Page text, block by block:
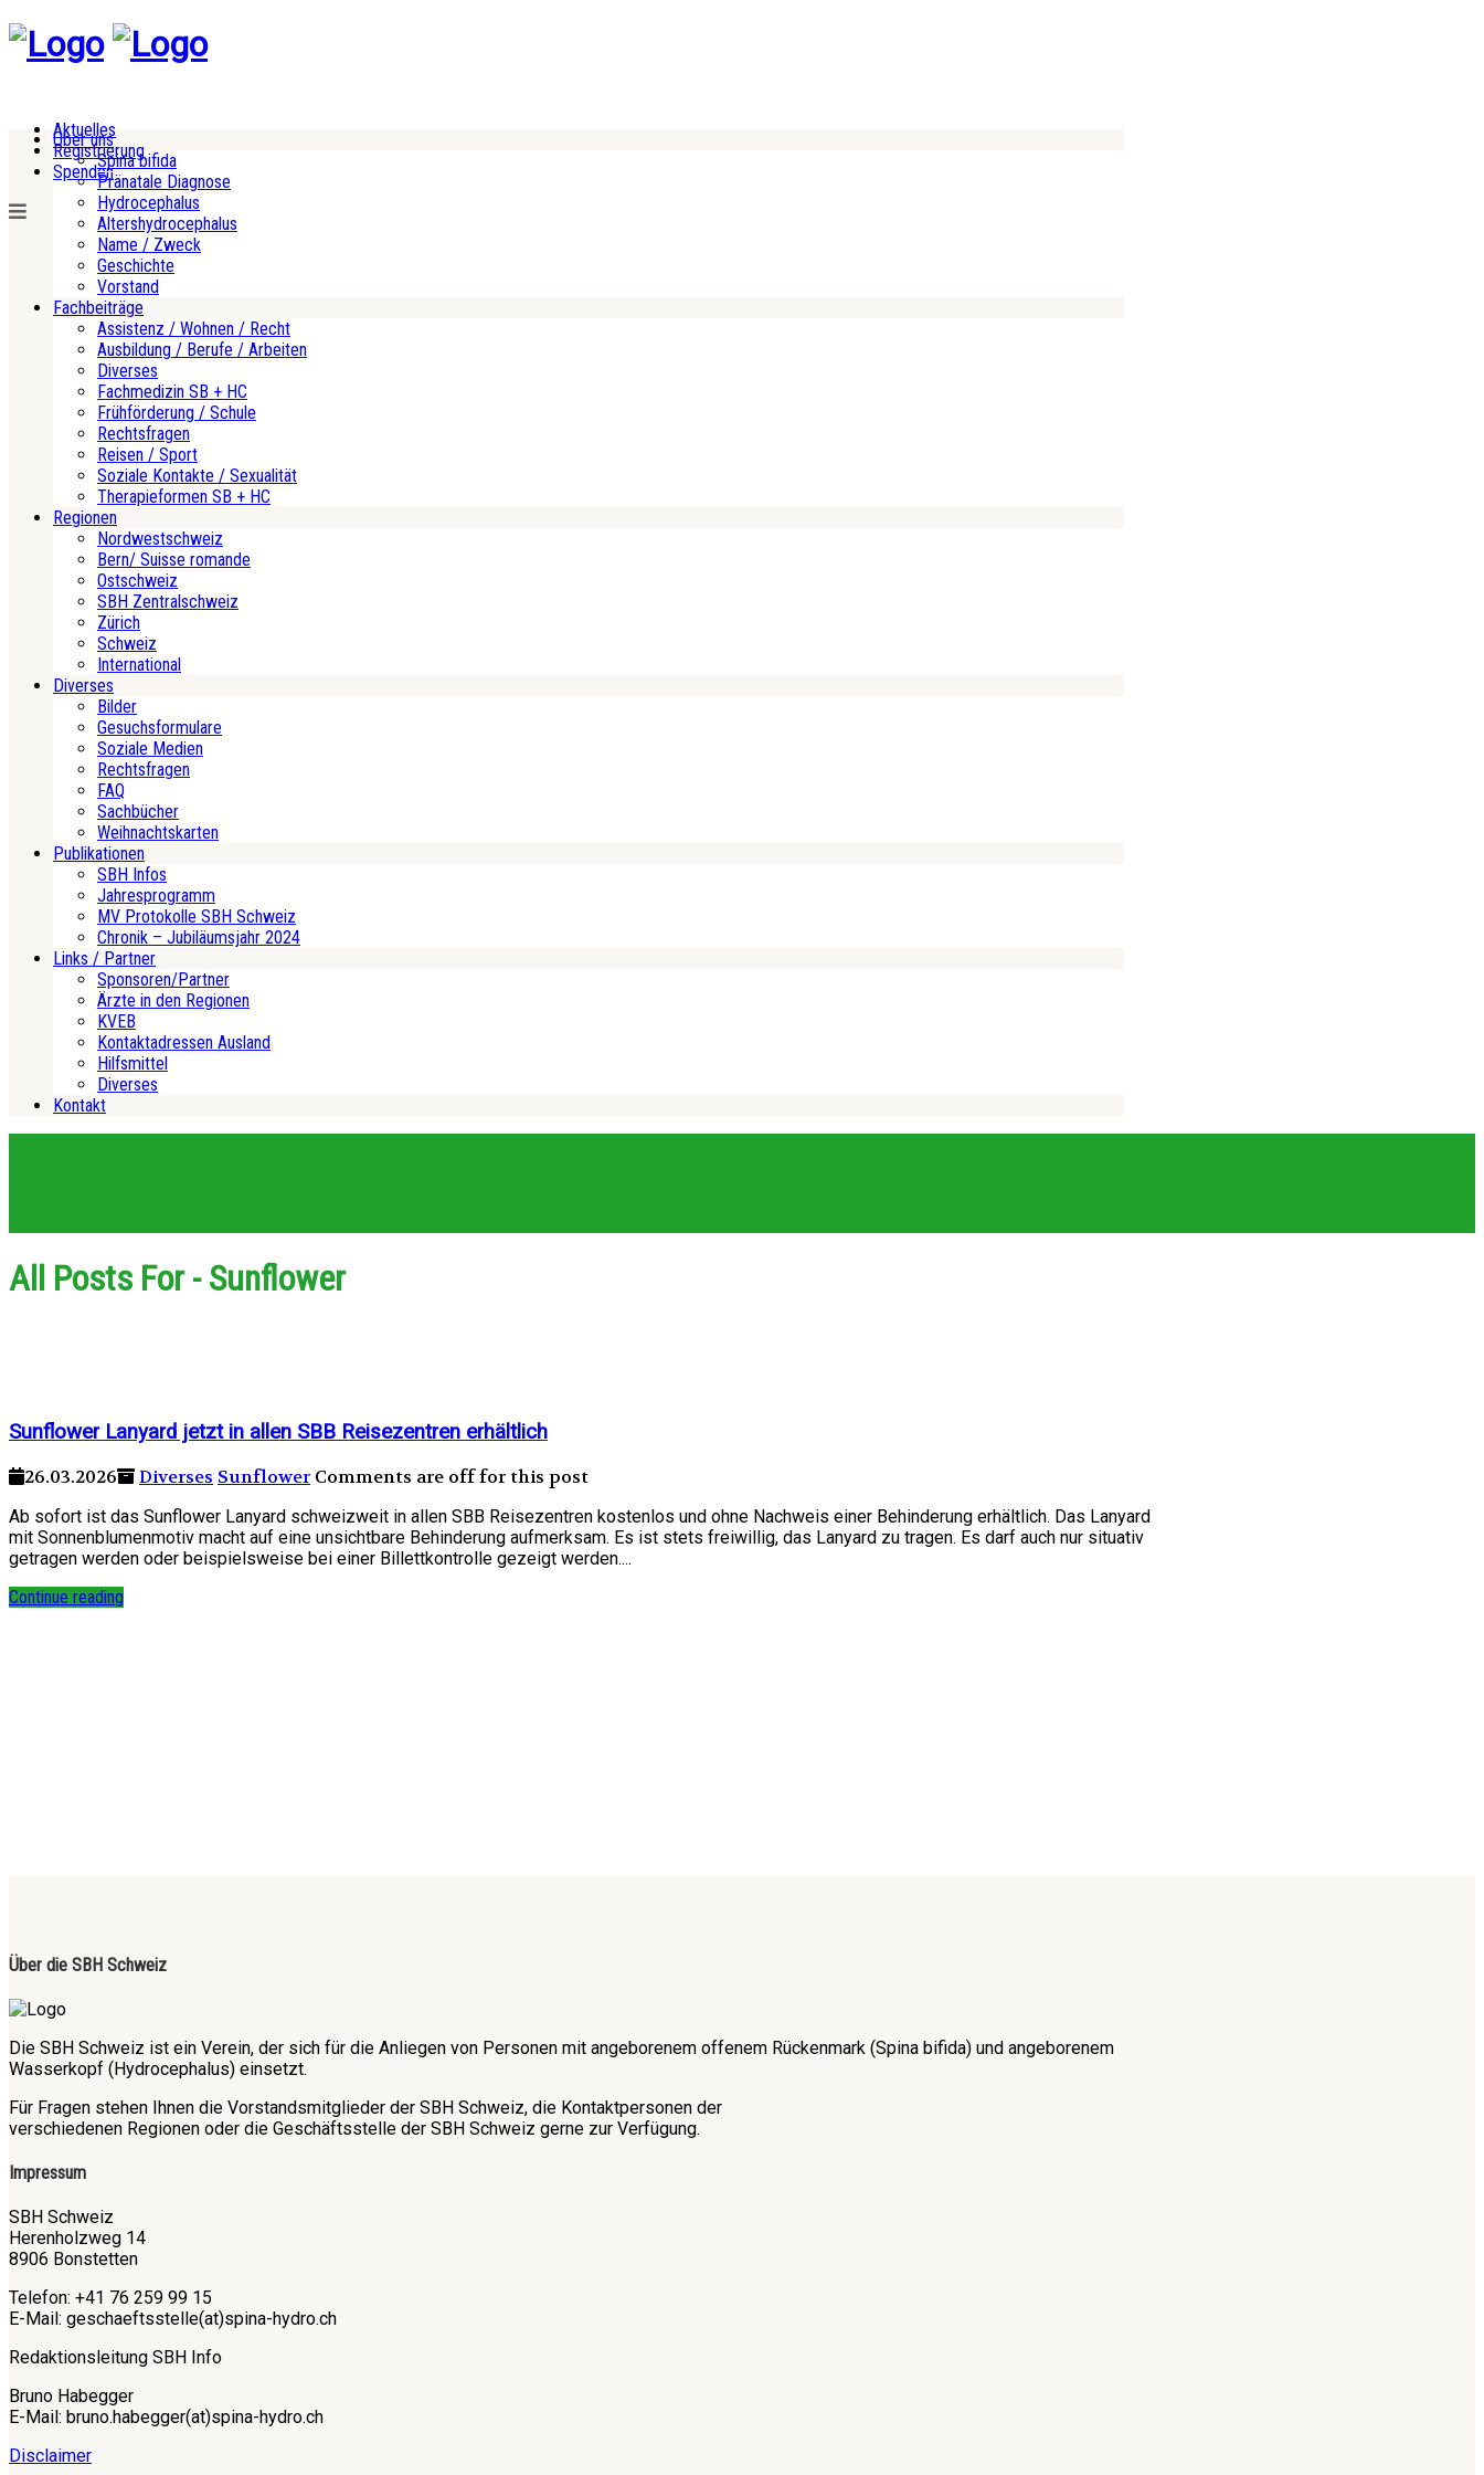
Aktuelles
Registrierung
Spenden
Über uns
Spina bifida
Pränatale Diagnose
Hydrocephalus
Altershydrocephalus
Name / Zweck
Geschichte
Vorstand
Fachbeiträge
Assistenz / Wohnen / Recht
Ausbildung / Berufe / Arbeiten
Diverses
Fachmedizin SB + HC
Frühförderung / Schule
Rechtsfragen
Reisen / Sport
Soziale Kontakte / Sexualität
Therapieformen SB + HC
Regionen
Nordwestschweiz
Bern/ Suisse romande
Ostschweiz
SBH Zentralschweiz
Zürich
Schweiz
International
Diverses
Bilder
Gesuchsformulare
Soziale Medien
Rechtsfragen
FAQ
Sachbücher
Weihnachtskarten
Publikationen
SBH Infos
Jahresprogramm
MV Protokolle SBH Schweiz
Chronik – Jubiläumsjahr 2024
Links / Partner
Sponsoren/Partner
Ärzte in den Regionen
KVEB
Kontaktadressen Ausland
Hilfsmittel
Diverses
Kontakt
All Posts For - Sunflower
Sunflower Lanyard jetzt in allen SBB Reisezentren erhältlich
26.03.2026 Diverses Sunflower Comments are off for this post
Ab sofort ist das Sunflower Lanyard schweizweit in allen SBB Reisezentren kostenlos und ohne Nachweis einer Behinderung erhältlich. Das Lanyard
mit Sonnenblumenmotiv macht auf eine unsichtbare Behinderung aufmerksam. Es ist stets freiwillig, das Lanyard zu tragen. Es darf auch nur situativ
getragen werden oder beispielsweise bei einer Billettkontrolle gezeigt werden....
Continue reading
Über die SBH Schweiz
Die SBH Schweiz ist ein Verein, der sich für die Anliegen von Personen mit angeborenem offenem Rückenmark (Spina bifida) und angeborenem
Wasserkopf (Hydrocephalus) einsetzt.
Für Fragen stehen Ihnen die Vorstandsmitglieder der SBH Schweiz, die Kontaktpersonen der
verschiedenen Regionen oder die Geschäftsstelle der SBH Schweiz gerne zur Verfügung.
Impressum
SBH Schweiz
Herenholzweg 14
8906 Bonstetten
Telefon: +41 76 259 99 15
E-Mail: geschaeftsstelle(at)spina-hydro.ch
Redaktionsleitung SBH Info
Bruno Habegger
E-Mail: bruno.habegger(at)spina-hydro.ch
Disclaimer